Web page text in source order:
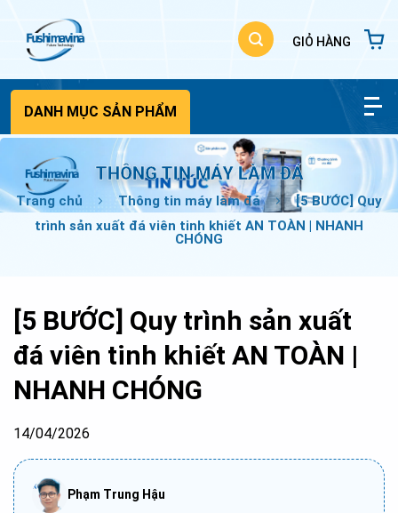
DANH MỤC SẢN PHẨM
THÔNG TIN MÁY LÀM ĐÁ
Trang chủ Thông tin máy làm đá
[5 BƯỚC] Quy
trình sản xuất đá viên tinh khiết AN TOÀN | NHANH
CHÓNG
[5 BƯỚC] Quy trình sản xuất
đá viên tinh khiết AN TOÀN |
NHANH CHÓNG
14/04/2026
Phạm Trung Hậu